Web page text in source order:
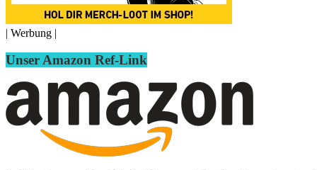
| Werbung |
Unser Amazon Ref-Link